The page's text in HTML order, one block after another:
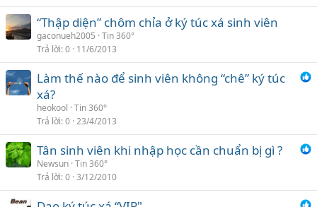
“Thập diện” chôm chỉa ở ký túc xá sinh viên
gaconueh2005 Tin 360°
Trả lời 0 11/6/2013
Làm thế nào để sinh viên không “chê” ký túc
xá?
heokool Tin 360°
Trả lời 0 23/4/2013
Tân sinh viên khi nhập học cần chuẩn bị gì ?
Newsun Tin 360°
Trả lời 0 3/12/2010